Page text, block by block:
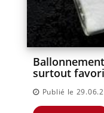
surtout
Publié le